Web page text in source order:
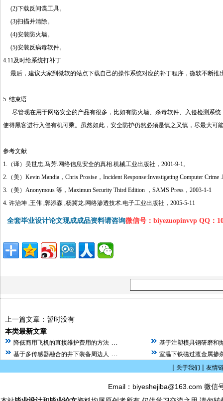
(2)下载反间谍工具。
(3)扫描并清除。
(4)安装防火墙。
(5)安装反病毒软件。
4.11及时给系统打补丁
最后，建议大家到微软的站点下载自己的操作系统对应的补丁程序，微软不断推
5 结束语
尽管现在用于网络安全的产品有很多，比如有防火墙、杀毒软件、入侵检测系
使得黑客进行入侵有机可乘。虽然如此，安全防护仍然必须是慎之又慎，尽最大可
参考文献
1.（译）吴世忠,马芳.网络信息安全的真相.机械工业出版社，2001-9-1。
2.（美）Kevin Mandia，Chris Prosise，Incident Response:Investigating Computer
3.（美）Anonymous 等，Maximun Security Third Edition ，SAMS Press，2003-1-1
4. 许治坤 ,王伟 ,郭添森 ,杨冀龙.网络渗透技术.电子工业出版社，2005-5-11
全套毕业设计论文现成成品资料请咨询微信号：biyezuopinvvp QQ
上一篇文章：暂时没有
本类最新文章
降低商用飞机的直接维护费用的方法
基于注塑模具钢研磨和
基于多传感器融合的井下装备周边人
室温下铁磁过渡金属掺
| 关于我们 | 友情
Email：biyeshejiba@163.com 微